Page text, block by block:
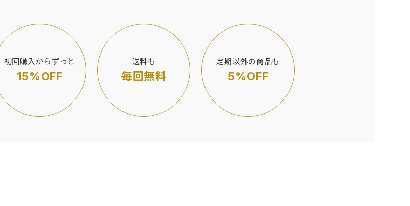
初回購入からずっと
15%OFF
送料も
毎回無料
定期以外の商品も
5%OFF